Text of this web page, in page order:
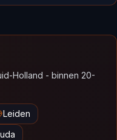
Holland - binnen 20-
Leiden